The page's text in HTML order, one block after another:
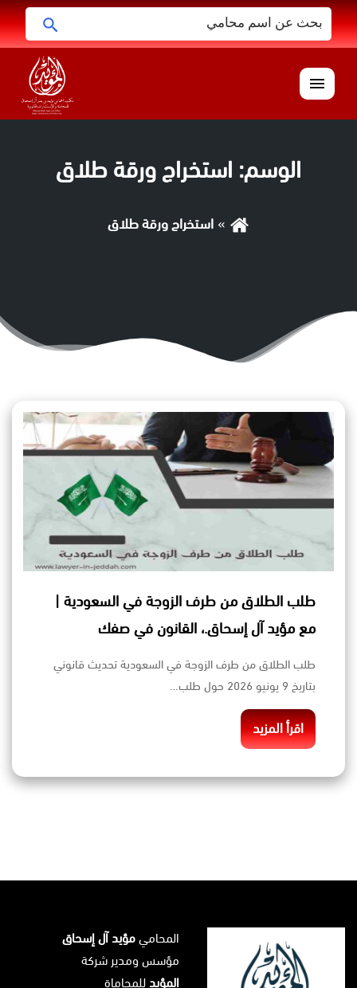
البحث
عن:
القائمة
الوسم: استخراج ورقة طلاق
استخراج ورقة طلاق
طلب الطلاق من طرف الزوجة في السعودية |
مع مؤيد آل إسحاق.، القانون في صفك
طلب الطلاق من طرف الزوجة في السعودية تحديث قانوني
بتاريخ 9 يونيو 2026 حول طلب…
اقرأ المزيد
المحاميمؤيد آل إسحاق
مؤسس ومدير شركة
المؤيد للمحاماة